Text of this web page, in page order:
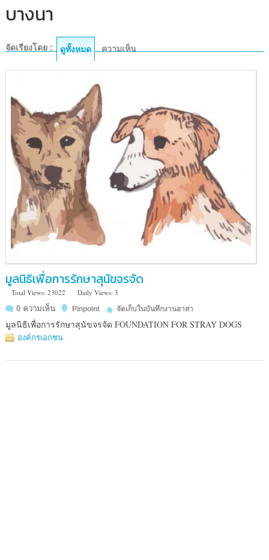
บางนา
จัดเรียงโดย : ดูทั้งหมด ความเห็น
มูลนิธิเพื่อการรักษาสุนัขจรจัด
Total Views: 23022
Daily Views: 3
0 ความเห็น
Pinpoint จัดเก็บในบันทึกงานอาสา
1200/174
หมู่บ้าน
รังสิ
ยา
มูลนิธิเพื่อการรักษาสุนัขจรจัด FOUNDATION FOR STRAY DOGS
องค์กรเอกชน